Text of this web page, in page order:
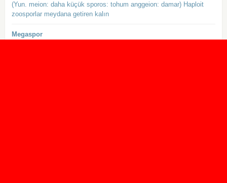
(Yun. meion: daha küçük sporos: tohum anggeion: damar) Haploit
zoosporlar meydana getiren kalın
Megaspor